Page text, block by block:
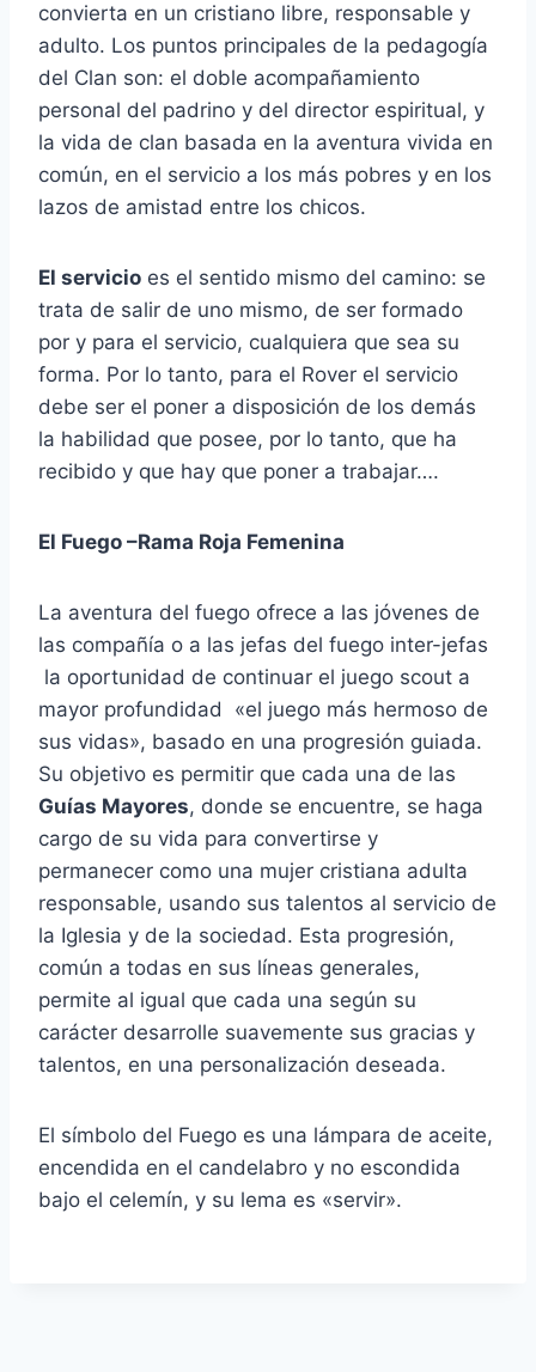
convierta en un cristiano libre, responsable y
adulto. Los puntos principales de la pedagogía
del Clan son: el doble acompañamiento
personal del padrino y del director espiritual, y
la vida de clan basada en la aventura vivida en
común, en el servicio a los más pobres y en los
lazos de amistad entre los chicos.
El servicio es el sentido mismo del camino: se
trata de salir de uno mismo, de ser formado
por y para el servicio, cualquiera que sea su
forma. Por lo tanto, para el Rover el servicio
debe ser el poner a disposición de los demás
la habilidad que posee, por lo tanto, que ha
recibido y que hay que poner a trabajar….
El Fuego –Rama Roja Femenina
La aventura del fuego ofrece a las jóvenes de
las compañía o a las jefas del fuego inter-jefas
la oportunidad de continuar el juego scout a
mayor profundidad «el juego más hermoso de
sus vidas», basado en una progresión guiada.
Su objetivo es permitir que cada una de las
Guías Mayores, donde se encuentre, se haga
cargo de su vida para convertirse y
permanecer como una mujer cristiana adulta
responsable, usando sus talentos al servicio de
la Iglesia y de la sociedad. Esta progresión,
común a todas en sus líneas generales,
permite al igual que cada una según su
carácter desarrolle suavemente sus gracias y
talentos, en una personalización deseada.
El símbolo del Fuego es una lámpara de aceite,
encendida en el candelabro y no escondida
bajo el celemín, y su lema es «servir».